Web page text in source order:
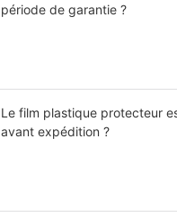
période de garantie ?
Le film plastique protecteur
avant expédition ?